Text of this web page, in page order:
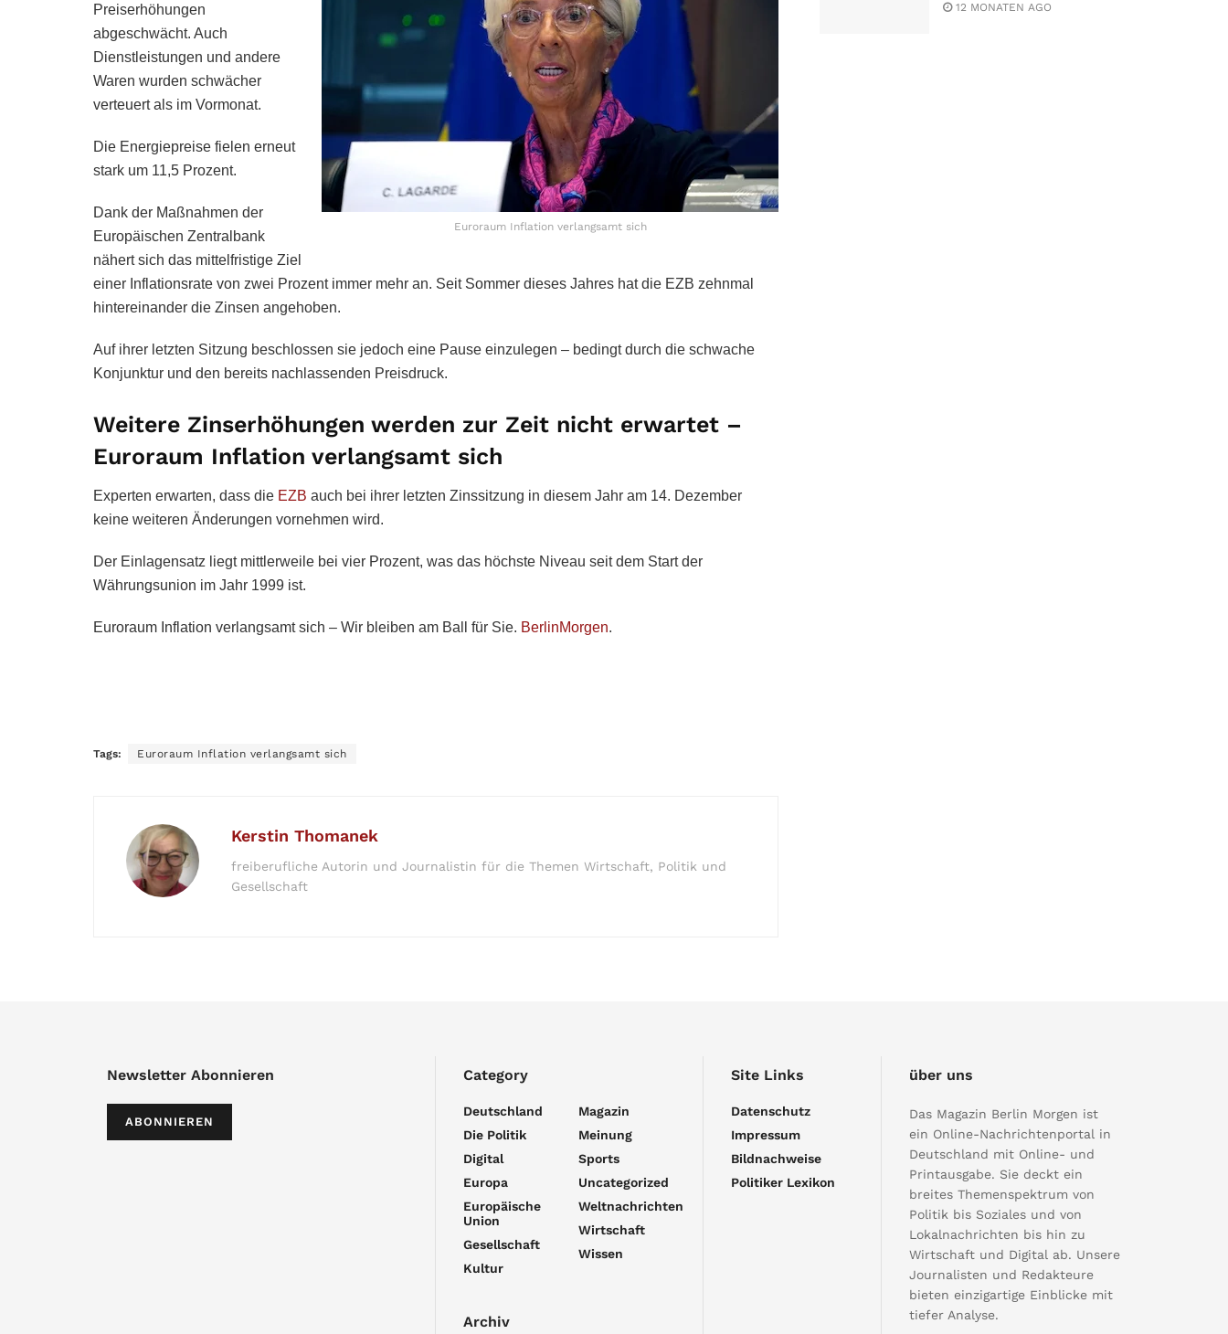
Euroraum Inflation verlangsamt sich
Preiserhöhungen
abgeschwächt. Auch
Dienstleistungen und andere
Waren wurden schwächer
verteuert als im Vormonat.
Die Energiepreise fielen erneut
stark um 11,5 Prozent.
Dank der Maßnahmen der
Europäischen Zentralbank
nähert sich das mittelfristige Ziel
einer Inflationsrate von zwei Prozent immer mehr an. Seit Sommer dieses Jahres hat die EZB zehnmal
hintereinander die Zinsen angehoben.
Auf ihrer letzten Sitzung beschlossen sie jedoch eine Pause einzulegen – bedingt durch die schwache
Konjunktur und den bereits nachlassenden Preisdruck.
Weitere Zinserhöhungen werden zur Zeit nicht erwartet –
Euroraum Inflation verlangsamt sich
Experten erwarten, dass die EZB auch bei ihrer letzten Zinssitzung in diesem Jahr am 14. Dezember
keine weiteren Änderungen vornehmen wird.
Der Einlagensatz liegt mittlerweile bei vier Prozent, was das höchste Niveau seit dem Start der
Währungsunion im Jahr 1999 ist.
Euroraum Inflation verlangsamt sich – Wir bleiben am Ball für Sie. BerlinMorgen.
Tags: Euroraum Inflation verlangsamt sich
Kerstin Thomanek
freiberufliche Autorin und Journalistin für die Themen Wirtschaft, Politik und
Gesellschaft
12 MONATEN AGO
Newsletter Abonnieren
ABONNIEREN
Category
Deutschland
Die Politik
Digital
Europa
Europäische
Union
Gesellschaft
Kultur
Magazin
Meinung
Sports
Uncategorized
Weltnachrichten
Wirtschaft
Wissen
Archiv
Site Links
Datenschutz
Impressum
Bildnachweise
Politiker Lexikon
über uns
Das Magazin Berlin Morgen ist
ein Online-Nachrichtenportal in
Deutschland mit Online- und
Printausgabe. Sie deckt ein
breites Themenspektrum von
Politik bis Soziales und von
Lokalnachrichten bis hin zu
Wirtschaft und Digital ab. Unsere
Journalisten und Redakteure
bieten einzigartige Einblicke mit
tiefer Analyse.